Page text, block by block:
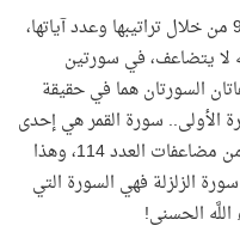
إذا أخضعت جميع سور القرآن لقاعدة الـ99 من خلال تراتيبها وعدد آياتها،
أنه لا يتضاعف، في سورتين
السورتان هما في حقيقة
القرآنية! السورة الأولى.. سورة القمر هي إحدى
سورتين في القرآن العظيم عدد كلماتهما من مضاعفات العدد 114، وهذا
الزلزلة فهي السورة التي